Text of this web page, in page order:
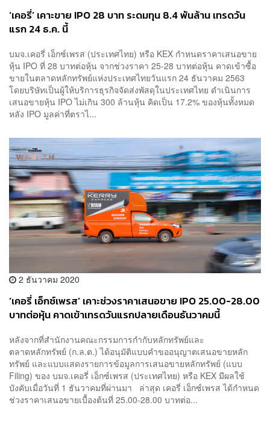
‘เคอรี่’ เคาะขาย IPO 28 บาท ระดมทุน 8.4 พันล้าน เทรดวัน
แรก 24 ธ.ค. นี้
บมจ.เคอรี่ เอ็กซ์เพรส (ประเทศไทย) หรือ KEX กำหนดราคาเสนอขาย
หุ้น IPO ที่ 28 บาทต่อหุ้น จากช่วงราคา 25-28 บาทต่อหุ้น คาดเข้าซื้อ
ขายในตลาดหลักทรัพย์แห่งประเทศไทยวันแรก 24 ธันวาคม 2563
โดยบริษัทเป็นผู้ให้บริการธุรกิจจัดส่งพัสดุในประเทศไทย ดำเนินการ
เสนอขายหุ้น IPO ไม่เกิน 300 ล้านหุ้น คิดเป็น 17.2% ของหุ้นทั้งหมด
หลัง IPO มูลค่าที่ตราไ...
2 ธันวาคม 2020
‘เคอรี่ เอ็กซ์เพรส’ เคาะช่วงราคาเสนอขาย IPO 25.00-28.00
บาทต่อหุ้น คาดเข้าเทรดวันแรกปลายเดือนธันวาคมนี้
หลังจากที่สำนักงานคณะกรรมการกำกับหลักทรัพย์และ
ตลาดหลักทรัพย์ (ก.ล.ต.) ได้อนุมัติแบบคำขออนุญาตเสนอขายหลัก
ทรัพย์ และแบบแสดงรายการข้อมูลการเสนอขายหลักทรัพย์ (แบบ
Filing) ของ บมจ.เคอรี่ เอ็กซ์เพรส (ประเทศไทย) หรือ KEX มีผลใช้
บังคับเมื่อวันที่ 1 ธันวาคมที่ผ่านมา ล่าสุด เคอรี่ เอ็กซ์เพรส ได้กำหนด
ช่วงราคาเสนอขายเบื้องต้นที่ 25.00-28.00 บาทต่อ...